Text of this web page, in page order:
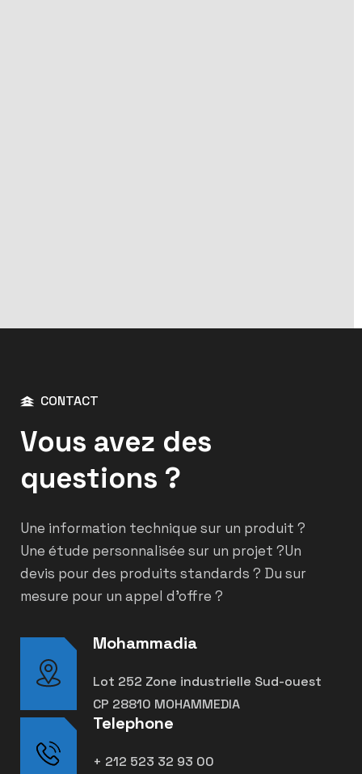
CONTACT
Vous avez des
questions ?
Une information technique sur un produit ?
Une étude personnalisée sur un projet ?Un
devis pour des produits standards ? Du sur
mesure pour un appel d’offre ?
Mohammadia
Lot 252 Zone industrielle Sud-ouest
CP 28810 MOHAMMEDIA
Telephone
+ 212 523 32 93 00